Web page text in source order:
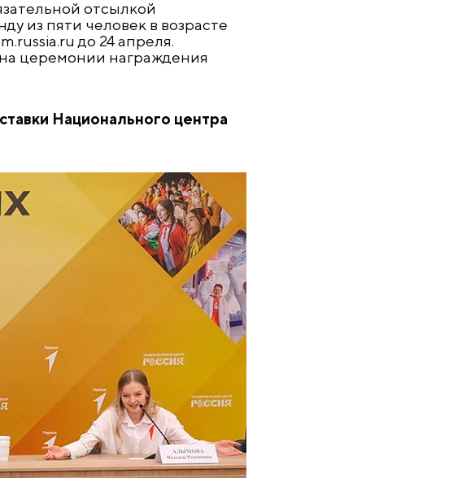
отсылкой
из пяти человек в возрасте
до 24 апреля.
церемонии награждения
Национального центра